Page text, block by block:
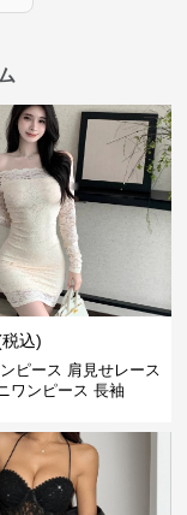
込)
ピース 肩見せレース
ワンピース 長袖